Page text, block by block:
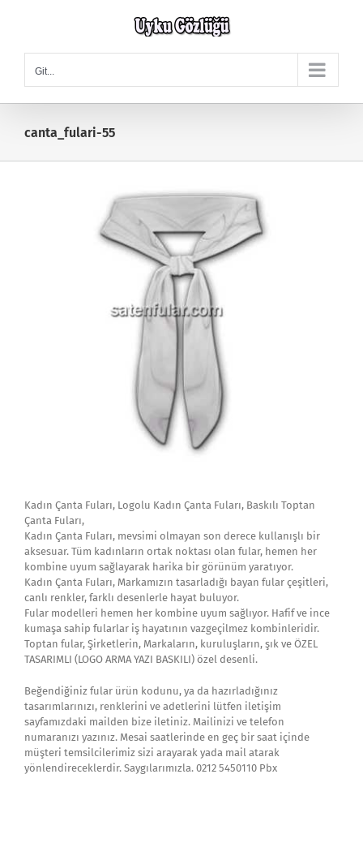
Git...
canta_fulari-55
Kadın Çanta Fuları, Logolu Kadın Çanta Fuları, Baskılı Toptan
Çanta Fuları,
Kadın Çanta Fuları, mevsimi olmayan son derece kullanışlı bir
aksesuar. Tüm kadınların ortak noktası olan fular, hemen her
kombine uyum sağlayarak harika bir görünüm yaratıyor.
Kadın Çanta Fuları, Markamızın tasarladığı bayan fular çeşitleri,
canlı renkler, farklı desenlerle hayat buluyor.
Fular modelleri hemen her kombine uyum sağlıyor. Hafif ve ince
kumaşa sahip fularlar iş hayatının vazgeçilmez kombinleridir.
Toptan fular, Şirketlerin, Markaların, kuruluşların, şık ve ÖZEL
TASARIMLI (LOGO ARMA YAZI BASKILI) özel desenli.
Beğendiğiniz fular ürün kodunu, ya da hazırladığınız
tasarımlarınızı, renklerini ve adetlerini lütfen iletişim
sayfamızdaki mailden bize iletiniz. Mailinizi ve telefon
numaranızı yazınız. Mesai saatlerinde en geç bir saat içinde
müşteri temsilcilerimiz sizi arayarak yada mail atarak
yönlendireceklerdir. Saygılarımızla. 0212 5450110 Pbx